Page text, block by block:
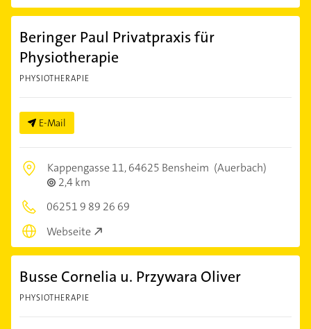
Beringer Paul Privatpraxis für
Physiotherapie
PHYSIOTHERAPIE
E-Mail
Kappengasse 11,64625 Bensheim (Auerbach)
2,4 km
06251 9 89 26 69
Webseite
Busse Cornelia u. Przywara Oliver
PHYSIOTHERAPIE